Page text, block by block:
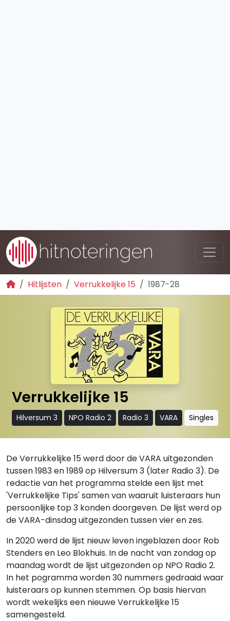
Hitlijsten Verrukkelijke 15 1987-28
Verrukkelijke 15
Hilversum 3 NPO Radio 2 Radio 3 VARA Singles
De Verrukkelijke 15 werd door de VARA uitgezonden
tussen 1983 en 1989 op Hilversum 3 (later Radio 3). De
redactie van het programma stelde een lijst met
'Verrukkelijke Tips' samen van waaruit luisteraars hun
persoonlijke top 3 konden doorgeven. De lijst werd op
de VARA-dinsdag uitgezonden tussen vier en zes.
In 2020 werd de lijst nieuw leven ingeblazen door Rob
Stenders en Leo Blokhuis. In de nacht van zondag op
maandag wordt de lijst uitgezonden op NPO Radio 2.
In het pogramma worden 30 nummers gedraaid waar
luisteraars op kunnen stemmen. Op basis hiervan
wordt wekelijks een nieuwe Verrukkelijke 15
samengesteld.